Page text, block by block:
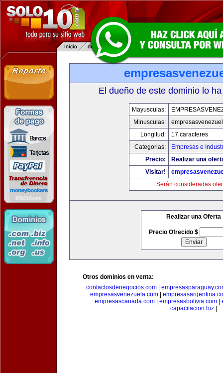
El dueño de este dominio lo
Mayusculas:
Minusculas:
Longitud:
17 caracteres
Categorias:
Empresas e
Precio:
Realizar una
Visitar!
Serán consideradas
Realizar una Oferta
Precio Ofrecido $
Otros dominios en venta:
contactosdenegocios.com
empresasvenezuela.com|
empresascanada.com| empresasbolivia.com|
capacitacion.biz